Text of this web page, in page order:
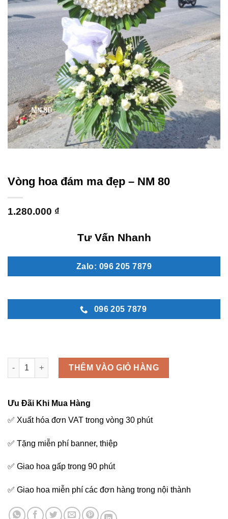
Vòng hoa đám ma đẹp – NM 80
1.280.000 ₫
Tư Vấn Nhanh
Zalo: 096 205 7879
096 205 7879
Vòng hoa đám ma đẹp - NM 80 số lượng
THÊM VÀO GIỎ HÀNG
Ưu Đãi Khi Mua Hàng
✅ Xuất hóa đơn VAT trong vòng 30 phút
✅ Tặng miễn phí banner, thiệp
✅ Giao hoa gấp trong 90 phút
✅ Giao hoa miễn phí các đơn hàng trong nội thành